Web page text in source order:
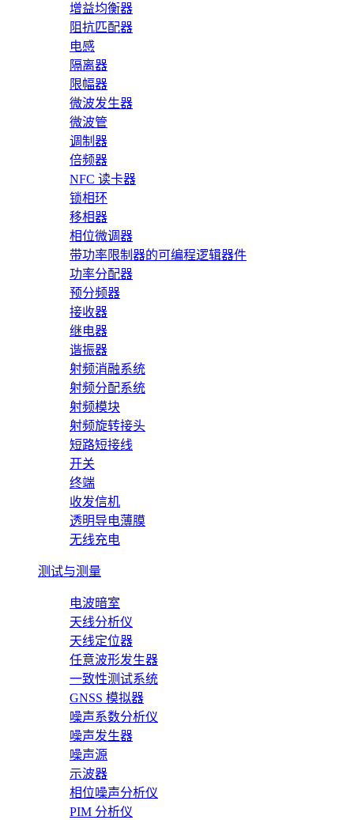
增益均衡器
阻抗匹配器
电感
隔离器
限幅器
微波发生器
微波管
调制器
倍频器
NFC 读卡器
锁相环
移相器
相位微调器
带功率限制器的可编程逻辑器件
功率分配器
预分频器
接收器
继电器
谐振器
射频消融系统
射频分配系统
射频模块
射频旋转接头
短路短接线
开关
终端
收发信机
透明导电薄膜
无线充电
测试与测量
电波暗室
天线分析仪
天线定位器
任意波形发生器
一致性测试系统
GNSS 模拟器
噪声系数分析仪
噪声发生器
噪声源
示波器
相位噪声分析仪
PIM 分析仪